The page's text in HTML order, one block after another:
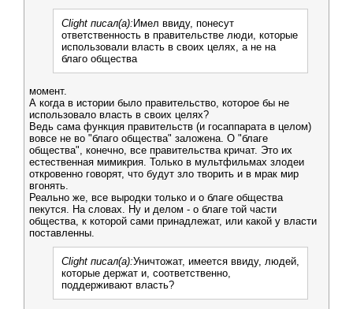
Clight писал(а): Имел ввиду, понесут
ответственность в правительстве люди, которые
использовали власть в своих целях, а не на
благо общества
момент.
А когда в истории было правительство, которое бы не
использовало власть в своих целях?
Ведь сама функция правительств (и госаппарата в целом)
вовсе не во "благо общества" заложена. О "благе
общества", конечно, все правительства кричат. Это их
естественная мимикрия. Только в мультфильмах злодеи
откровенно говорят, что будут зло творить и в мрак мир
вгонять.
Реально же, все выродки только и о благе общества
пекутся. На словах. Ну и делом - о благе той части
общества, к которой сами принадлежат, или какой у власти
поставленны.
Clight писал(а):Уничтожат, имеется ввиду, людей,
которые держат и, соответственно,
поддерживают власть?